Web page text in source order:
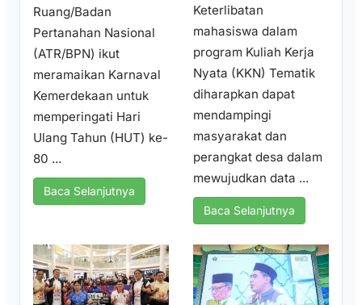
Ruang/Badan
Pertanahan Nasional
(ATR/BPN) ikut
meramaikan Karnaval
Kemerdekaan untuk
memperingati Hari
Ulang Tahun (HUT) ke-
80 ...
Baca Selanjutnya
Keterlibatan
mahasiswa dalam
program Kuliah Kerja
Nyata (KKN) Tematik
diharapkan dapat
mendampingi
masyarakat dan
perangkat desa dalam
mewujudkan data ...
Baca Selanjutnya